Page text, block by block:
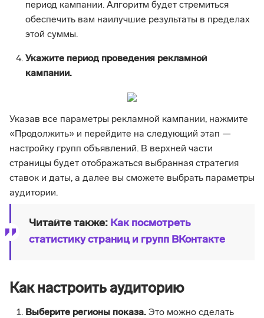
период кампании. Алгоритм будет стремиться
обеспечить вам наилучшие результаты в пределах
этой суммы.
Укажите период проведения рекламной
кампании.
Указав все параметры рекламной кампании, нажмите
«Продолжить» и перейдите на следующий этап —
настройку групп объявлений. В верхней части
страницы будет отображаться выбранная стратегия
ставок и даты, а далее вы сможете выбрать параметры
аудитории.
Читайте также: Как посмотреть
статистику страниц и групп ВКонтакте
Как настроить аудиторию
Выберите регионы показа. Это можно сделать